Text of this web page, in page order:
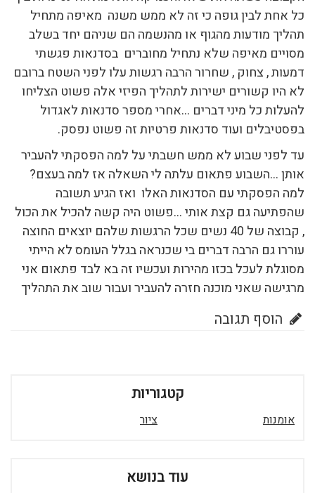
כל אחת לבין גופה כי זה לא ממש משנה מאיפה מתחיל
תהליך מודעות מהגוף או מהנשמה הם שניהם יחד בשלב
מסויים מאיפה שלא נתחיל מחוברים בסדנאות פגשתי
דמעות , צחוק , שחרור הרבה רגשות עלו לפני השטח ברובם
לא היו קשורים ישירות לתהליך הפיזי אלה פשוט הצליחו
להעלות כל מיני דברים …אחרי מספר סדנאות לאגדול
בפסטיבלים ועוד סדנאות פרטיות זה פשוט נפסק.
עד לפני שבוע לא ממש חשבתי על למה הפסקתי להעביר
אותן …השבוע פתאום עלתה לי השאלה אז למה בעצם?
למה הפסקתי עם הסדנאות האלו ואז הגיע תשובה
שהפתיעה גם קצת אותי …פשוט היה קשה להכיל את הכול
, קבוצה של 40 נשים שכל הרגשות שלהם יוצאים החוצה
עוררו גם הרבה דברים בי שכנראה בגלל העומס לא הייתי
מסוגלת לעכל בכזו מהירות ועכשיו זה בא לבד פתאום אני
מרגישה שאני מוכנה חזרה להעביר ועבור שוב את התהליך
הוסף תגובה
קטגוריות
אומנות ציור
עוד בנושא